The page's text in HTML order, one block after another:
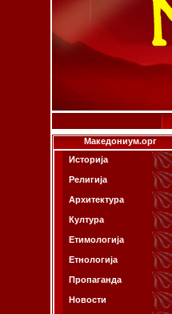
Македониум.орг
Историја
Религија
Архитектура
Култура
Етимологија
Етнологија
Пропаганда
Новости